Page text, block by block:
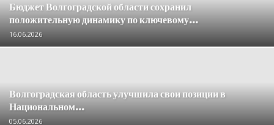
Бюджет Волгоградской области сохранил
положительную динамику по ключевому...
16.06.2026
Волгоградская область улучшила свои позиции в
Национальном...
05.06.2026